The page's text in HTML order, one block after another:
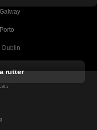
Dublin
Madrid
rutter